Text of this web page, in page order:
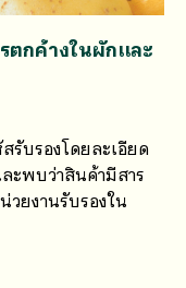
ตกค้างในผักและ
รับรองโดยละเอียด
ะพบว่าสินค้ามีสาร
วยงานรับรองใน